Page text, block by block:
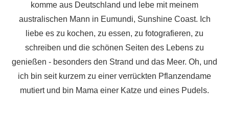
komme aus Deutschland und lebe mit meinem
australischen Mann in Eumundi, Sunshine Coast. Ich
liebe es zu kochen, zu essen, zu fotografieren, zu
schreiben und die schönen Seiten des Lebens zu
genießen - besonders den Strand und das Meer. Oh, und
ich bin seit kurzem zu einer verrückten Pflanzendame
mutiert und bin Mama einer Katze und eines Pudels.